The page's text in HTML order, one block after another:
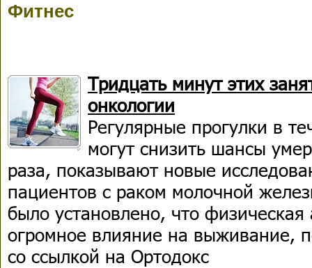
Фитнес
Тридцать минут этих
онкологии
Регулярные прогулки в
могут снизить шансы
раза, показывают новые
пациентов с раком молочной
было установлено, что физическая
огромное влияние на выживание,
со ссылкой на Ортодокс